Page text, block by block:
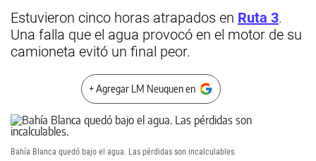
Estuvieron cinco horas atrapados en Ruta 3.
Una falla que el agua provocó en el motor de su
camioneta evitó un final peor.
+ Agregar LM Neuquen en
Bahía Blanca quedó bajo el agua. Las pérdidas son incalculables.